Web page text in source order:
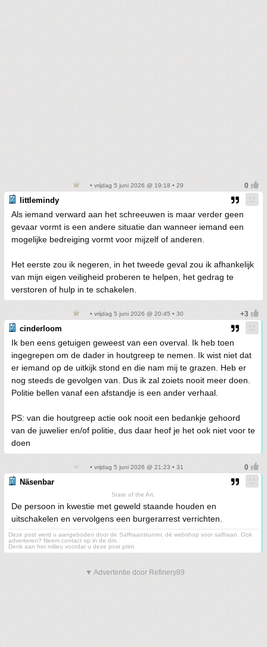
• vrijdag 5 juni 2026 @ 19:18 • 29
littlemindy
Als iemand verward aan het schreeuwen is maar verder geen
gevaar vormt is een andere situatie dan wanneer iemand een
mogelijke bedreiging vormt voor mijzelf of anderen.
Het eerste zou ik negeren, in het tweede geval zou ik afhankelijk
van mijn eigen veiligheid proberen te helpen, het gedrag te
verstoren of hulp in te schakelen.
• vrijdag 5 juni 2026 @ 20:45 • 30
cinderloom
Ik ben eens getuigen geweest van een overval. Ik heb toen
ingegrepen om de dader in houtgreep te nemen. Ik wist niet dat
er iemand op de uitkijk stond en die nam mij te grazen. Heb er
nog steeds de gevolgen van. Dus ik zal zoiets nooit meer doen.
Politie bellen vanaf een afstandje is een ander verhaal.
PS: van die houtgreep actie ook nooit een bedankje gehoord
van de juwelier en/of politie, dus daar heof je het ook niet voor te
doen
• vrijdag 5 juni 2026 @ 21:23 • 31
Näsenbar
State of the Art.
De persoon in kwestie met geweld staande houden en
uitschakelen en vervolgens een burgerarrest verrichten.
Deze post werd u aangeboden door de Saffraanstunter, dé webshop voor saffraan. Ook
adverteren? Neem contact op in de dm.
Denk aan het milieu voordat u deze post print.
▼ Advertentie door Refinery89